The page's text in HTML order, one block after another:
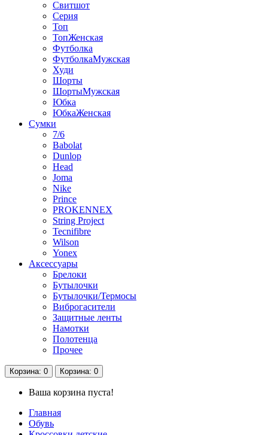
Свитшот
Серия
Топ
ТопЖенская
Футболка
ФутболкаМужская
Худи
Шорты
ШортыМужская
Юбка
ЮбкаЖенская
Сумки
7/6
Babolat
Dunlop
Head
Joma
Nike
Prince
PROKENNEX
String Project
Tecnifibre
Wilson
Yonex
Аксессуары
Брелоки
Бутылочки
Бутылочки/Термосы
Виброгасители
Защитные ленты
Намотки
Полотенца
Прочее
Корзина: 0 Корзина: 0
Ваша корзина пуста!
Главная
Обувь